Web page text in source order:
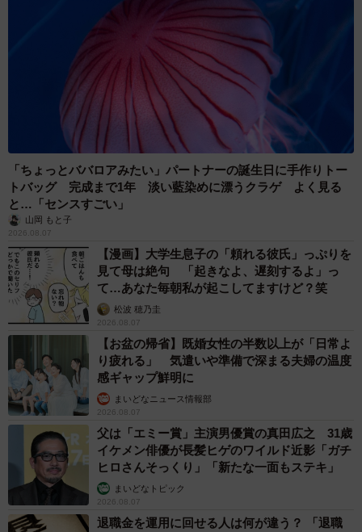
「ちょっとババロアみたい」パートナーの誕生日に手作りトー
トバッグ 完成まで1年 淡い藍染めに漂うクラゲ よく見る
と…「センスすごい」
山岡 もと子
2026.08.07
【漫画】大学生息子の「頼れる彼氏」っぷりを
見て母は絶句 「起きなよ、遅刻するよ」っ
て…あなた毎朝私が起こしてますけど？笑
松波 穂乃圭
2026.08.07
【お盆の帰省】既婚女性の半数以上が「日常よ
り疲れる」 気遣いや準備で深まる夫婦の温度
感ギャップ鮮明に
まいどなニュース情報部
2026.08.07
父は「エミー賞」主演男優賞の真田広之 31歳
イケメン俳優が長髪ヒゲのワイルド近影「ガチ
ヒロさんそっくり」「新たな一面もステキ」
まいどなトピック
2026.08.07
退職金を運用に回せる人は何が違う？ 「退職